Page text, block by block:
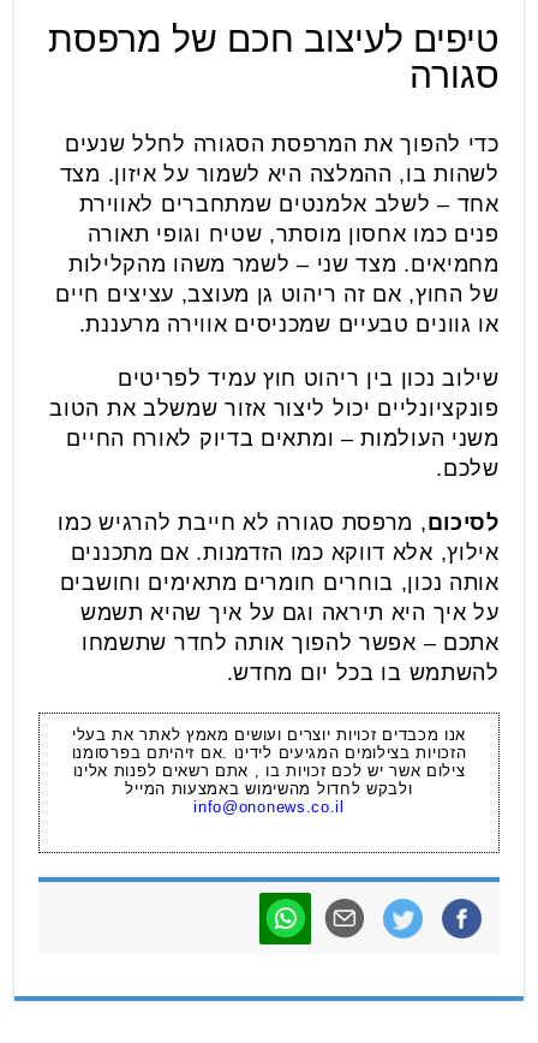
טיפים לעיצוב חכם של מרפסת
סגורה
כדי להפוך את המרפסת הסגורה לחלל שנעים
לשהות בו, ההמלצה היא לשמור על איזון. מצד
אחד – לשלב אלמנטים שמתחברים לאווירת
פנים כמו אחסון מוסתר, שטיח וגופי תאורה
מחמיאים. מצד שני – לשמר משהו מהקלילות
של החוץ, אם זה ריהוט גן מעוצב, עציצים חיים
או גוונים טבעיים שמכניסים אווירה מרעננת.
שילוב נכון בין ריהוט חוץ עמיד לפריטים
פונקציונליים יכול ליצור אזור שמשלב את הטוב
משני העולמות – ומתאים בדיוק לאורח החיים
שלכם.
לסיכום, מרפסת סגורה לא חייבת להרגיש כמו
אילוץ, אלא דווקא כמו הזדמנות. אם מתכננים
אותה נכון, בוחרים חומרים מתאימים וחושבים
על איך היא תיראה וגם על איך שהיא תשמש
אתכם – אפשר להפוך אותה לחדר שתשמחו
להשתמש בו בכל יום מחדש.
אנו מכבדים זכויות יוצרים ועושים מאמץ לאתר את בעלי
הזכויות בצילומים המגיעים לידינו .אם זיהיתם בפרסומנו
צילום אשר יש לכם זכויות בו , אתם רשאים לפנות אלינו
ולבקש לחדול מהשימוש באמצעות המייל
info@ononews.co.il